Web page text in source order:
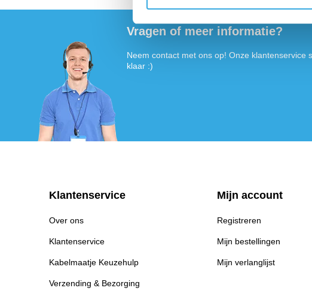
Vragen of meer informatie?
Neem contact met ons op! Onze klantenservice
klaar :)
Klantenservice
Over ons
Klantenservice
Kabelmaatje Keuzehulp
Verzending & Bezorging
Mijn account
Registreren
Mijn bestellingen
Mijn verlanglijst